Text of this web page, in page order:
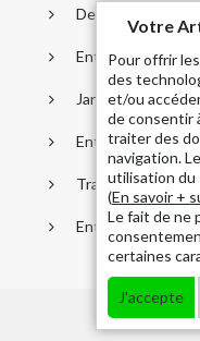
Dessouchage
Entreprise
Jardinier taille de
Entreprise
Traitement anti-
Entretient parc et
Votre
Pour offrir
des
et/ou
de consentir
traiter des
navigation.
utilisation du
(En savoir +
Le fait de ne
certaines
J'accepte